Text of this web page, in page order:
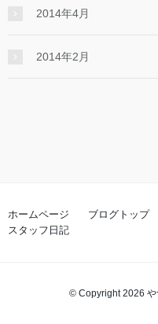
2014年4月
2014年2月
ホームページ ブログトップ
スタッフ日記
© Copyright 2026 や